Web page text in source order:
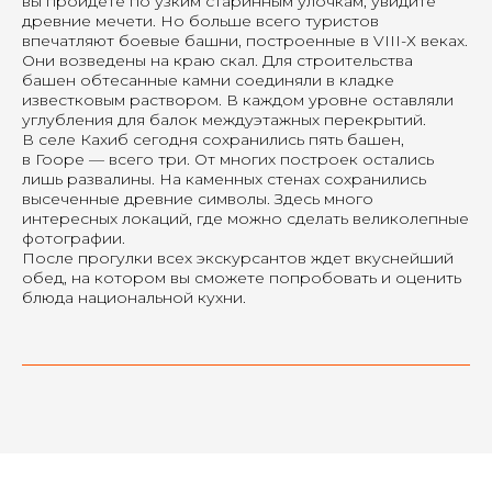
древние мечети. Но больше всего туристов
впечатляют боевые башни, построенные в VIII-Х веках.
Они возведены на краю скал. Для строительства
башен обтесанные камни соединяли в кладке
известковым раствором. В каждом уровне оставляли
углубления для балок междуэтажных перекрытий.
В селе Кахиб сегодня сохранились пять башен,
в Гооре — всего три. От многих построек остались
лишь развалины. На каменных стенах сохранились
высеченные древние символы. Здесь много
интересных локаций, где можно сделать великолепные
фотографии.
После прогулки всех экскурсантов ждет вкуснейший
обед, на котором вы сможете попробовать и оценить
блюда национальной кухни.